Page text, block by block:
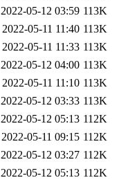
2022-05-12 03:59 113K
2022-05-11 11:40 113K
2022-05-11 11:33 113K
2022-05-12 04:00 113K
2022-05-11 11:10 113K
2022-05-12 03:33 113K
2022-05-12 05:13 112K
2022-05-11 09:15 112K
2022-05-12 03:27 112K
2022-05-12 05:13 112K